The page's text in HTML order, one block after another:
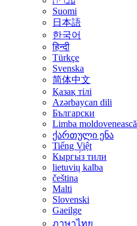
Suomi
日本語
한국어
हिन्दी
Türkçe
Svenska
简体中文
Қазақ тілі
Azərbaycan dili
Български
Limba moldovenească
ქართული ენა
Tiếng Việt
Кыргы́з тили
lietuvių kalba
čeština
Malti
Slovenski
Gaeilge
ภาษาไทย